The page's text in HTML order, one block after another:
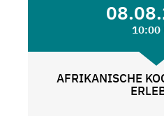
10:00
AFRIKANISCHE